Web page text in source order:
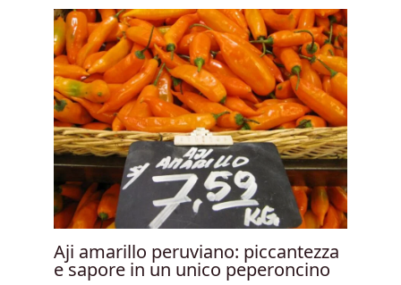
Aji amarillo peruviano: piccantezza
e sapore in un unico peperoncino